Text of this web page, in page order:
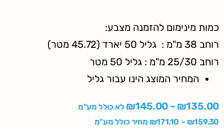
כמות מינימום להזמנה מצבע:
רוחב 38 מ"מ : גליל 50 יארד (45.72 מטר)
רוחב 25/30 מ"מ : גליל 50 מטר
המחיר המוצג הינו עבור גליל
₪135.00
–
₪145.00
לא כולל מע"מ
₪159.30
–
₪171.10 מחיר כולל מע"מ